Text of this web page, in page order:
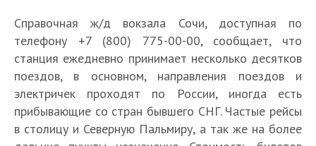
Справочная ж/д вокзала Сочи, доступная по
телефону +7 (800) 775-00-00, сообщает, что
станция ежедневно принимает несколько десятков
поездов, в основном, направления поездов и
электричек проходят по России, иногда есть
прибывающие со стран бывшего СНГ. Частые рейсы
в столицу и Северную Пальмиру, а так же на более